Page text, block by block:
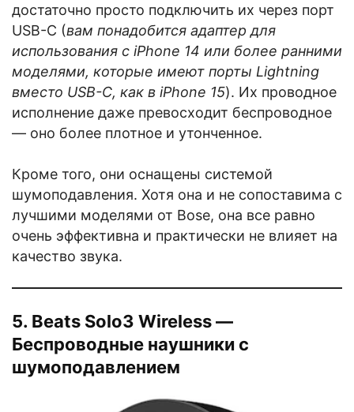
достаточно просто подключить их через порт
USB-C (вам понадобится адаптер для
использования с iPhone 14 или более ранними
моделями, которые имеют порты Lightning
вместо USB-C, как в iPhone 15). Их проводное
исполнение даже превосходит беспроводное
— оно более плотное и утонченное.
Кроме того, они оснащены системой
шумоподавления. Хотя она и не сопоставима с
лучшими моделями от Bose, она все равно
очень эффективна и практически не влияет на
качество звука.
5. Beats Solo3 Wireless —
Беспроводные наушники с
шумоподавлением